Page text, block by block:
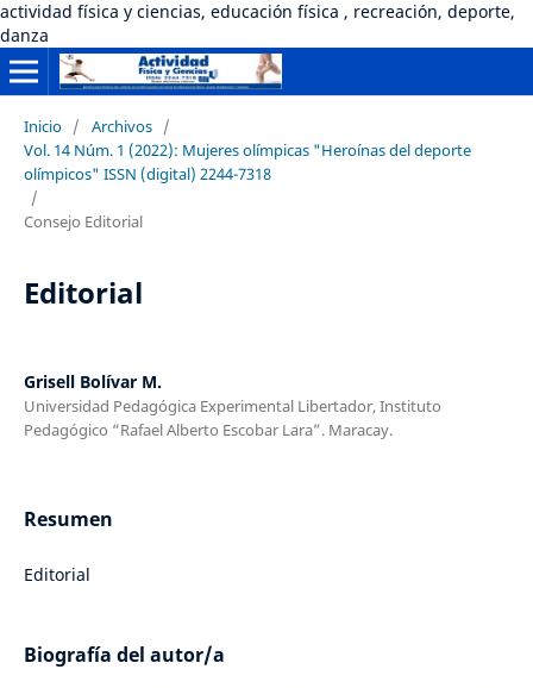
actividad física y ciencias, educación física , recreación, deporte,
danza
Inicio / Archivos /
Vol. 14 Núm. 1 (2022): Mujeres olímpicas "Heroínas del deporte
olímpicos" ISSN (digital) 2244-7318
/
Consejo Editorial
Editorial
Grisell Bolívar M.
Universidad Pedagógica Experimental Libertador, Instituto
Pedagógico “Rafael Alberto Escobar Lara”. Maracay.
Resumen
Editorial
Biografía del autor/a